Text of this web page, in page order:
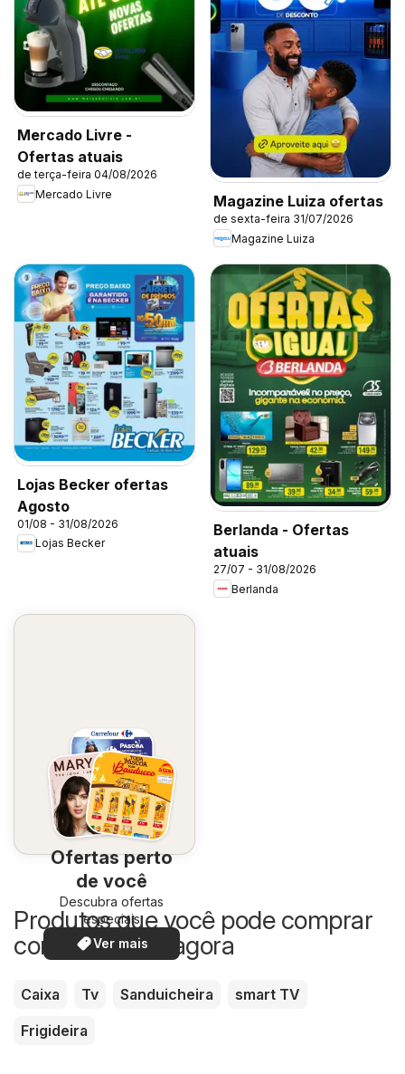
Mercado Livre -
Ofertas atuais
de terça-feira 04/08/2026
Mercado Livre
Magazine Luiza ofertas
de sexta-feira 31/07/2026
Magazine Luiza
Lojas Becker ofertas
Agosto
01/08 - 31/08/2026
Lojas Becker
Berlanda - Ofertas
atuais
27/07 - 31/08/2026
Berlanda
Ofertas perto
de você
Descubra ofertas
especiais
Ver mais
Produtos que você pode comprar
com desconto agora
Caixa Tv Sanduicheira
smart TV
Frigideira